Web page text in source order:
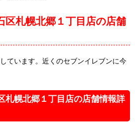
区札幌北郷１丁目店の店舗
ています。近くのセブンイレブンに今
札幌北郷１丁目店の店舗情報詳